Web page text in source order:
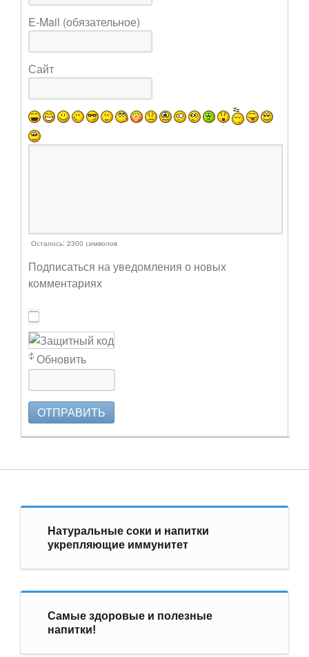
E-Mail (обязательное)
Сайт
Осталось: 2300 символов
Подписаться на уведомления о новых
комментариях
Обновить
ОТПРАВИТЬ
Натуральные соки и напитки
укрепляющие иммунитет
Самые здоровые и полезные
напитки!